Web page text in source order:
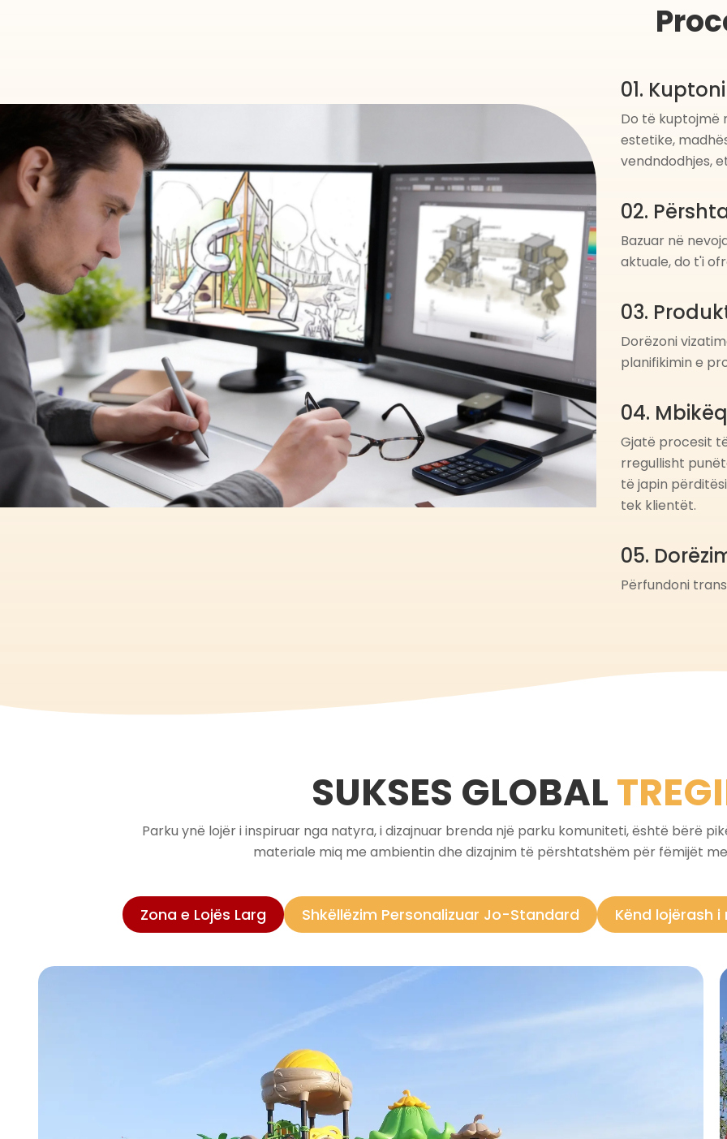
01.
Do të kuptojmë
estetike,
vendndodhjes,
02.
Bazuar në
aktuale, do t'i
03.
Dorëzoni
planifikimin e
04.
Gjatë procesit
rregullisht
të japin
tek klientët.
05.
Përfundoni
SUKSES GLOBAL
Parku ynë lojër i inspiruar nga natyra, i dizajnuar brenda një parku komuniteti, është bërë
materiale miq me ambientin dhe dizajnim të përshtatshëm për fëmijët
Zona e Lojës Larg Shkëllëzim Personalizuar Jo-Standard Kënd lojërash i